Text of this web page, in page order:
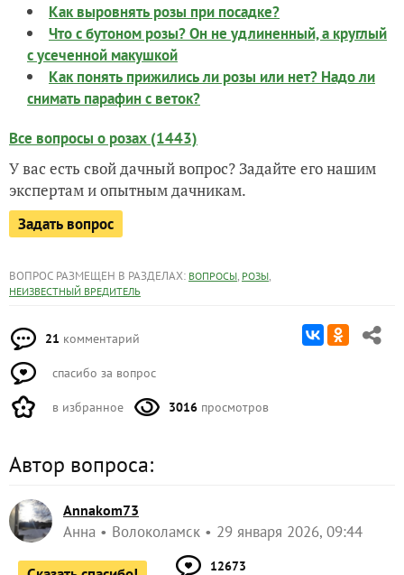
Как выровнять розы при посадке?
Что с бутоном розы? Он не удлиненный, а круглый
с усеченной макушкой
Как понять прижились ли розы или нет? Надо ли
снимать парафин с веток?
Все вопросы о розах (1443)
У вас есть свой дачный вопрос? Задайте его нашим
экспертам и опытным дачникам.
Задать вопрос
ВОПРОС РАЗМЕЩЕН В РАЗДЕЛАХ: ВОПРОСЫ, РОЗЫ,
НЕИЗВЕСТНЫЙ ВРЕДИТЕЛЬ
21 комментарий
спасибо за вопрос
в избранное 3016 просмотров
Автор вопроса:
Annakom73
Анна Волоколамск 29 января 2026, 09:44
12673